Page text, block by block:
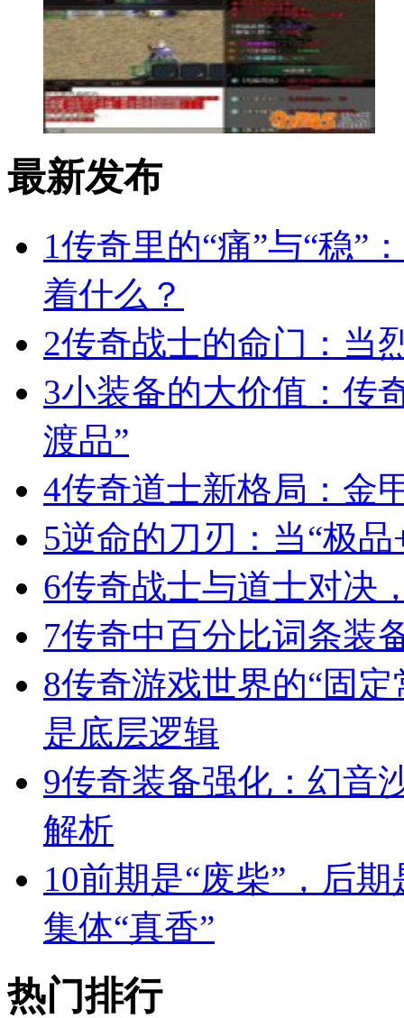
最新发布
1传奇里的“痛”与“稳”
着什么？
2传奇战士的命门：当
3小装备的大价值：传
渡品”
4传奇道士新格局：金
5逆命的刀刃：当“极
6传奇战士与道士对决
7传奇中百分比词条装
8传奇游戏世界的“固
是底层逻辑
9传奇装备强化：幻音
解析
10前期是“废柴”，后
集体“真香”
热门排行